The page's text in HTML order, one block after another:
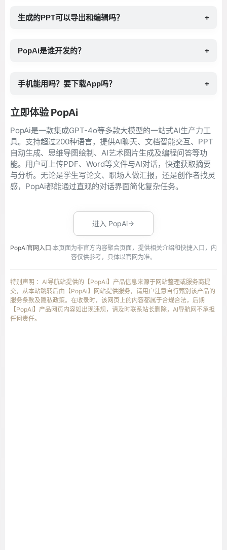
生成的PPT可以导出和编辑吗？ +
PopAi是谁开发的？ +
手机能用吗？要下载App吗？ +
立即体验 PopAi
PopAi是一款集成GPT-4o等多款大模型的一站式AI生产力工
具。支持超过200种语言，提供AI聊天、文档智能交互、PPT
自动生成、思维导图绘制、AI艺术图片生成及编程问答等功
能。用户可上传PDF、Word等文件与AI对话，快速获取摘要
与分析。无论是学生写论文、职场人做汇报，还是创作者找灵
感，PopAi都能通过直观的对话界面简化复杂任务。
进入 PopAi
PopAi官网入口 ·本页面为非官方内容聚合页面，提供相关介绍和快捷入口，内
容仅供参考，具体以官网为准。
特别声明 ：AI导航站提供的【PopAi】产品信息来源于网站整理或服务商提
交，从本站跳转后由【PopAi】网站提供服务，请用户注意自行甄别该产品的
服务条款及隐私政策。在收录时，该网页上的内容都属于合规合法，后期
【PopAi】产品网页内容如出现违规，请及时联系站长删除，AI导航网不承担
任何责任。